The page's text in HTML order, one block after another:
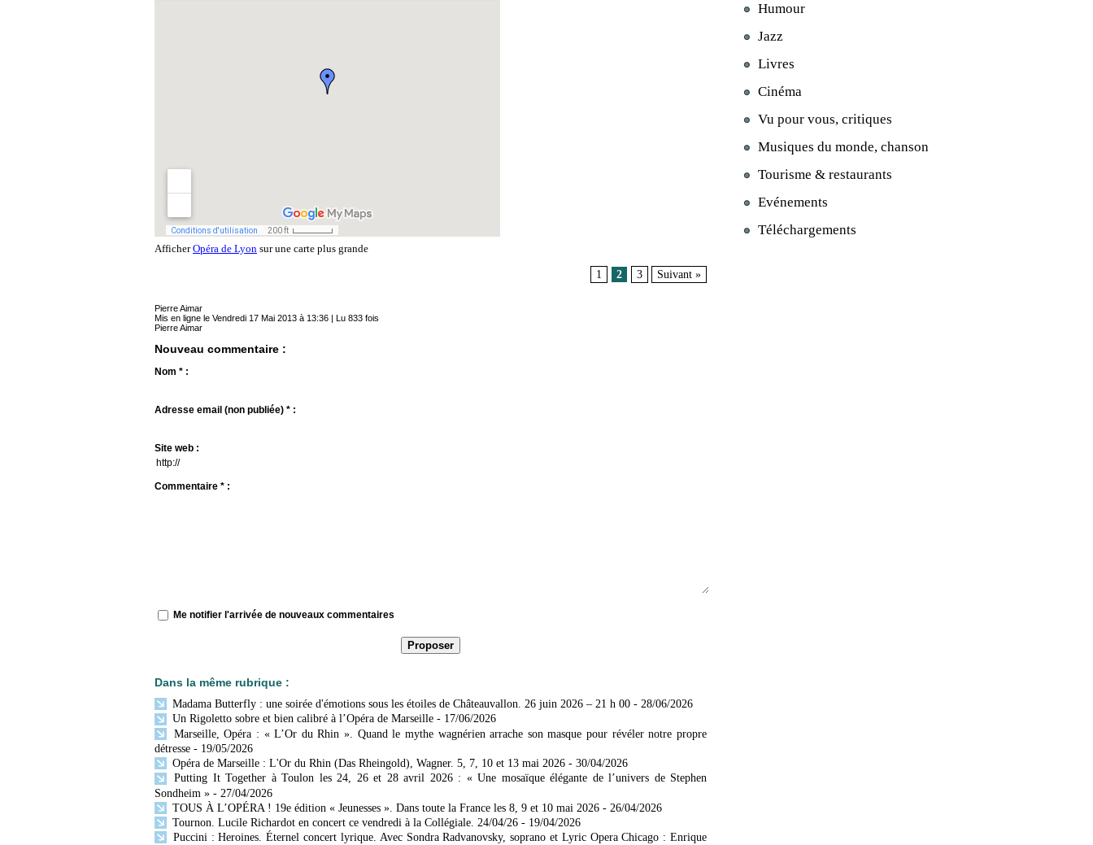
AfficherOpéra de Lyon sur une carte plus grande
1 2 3 Suivant »
Pierre Aimar
Mis en ligne le Vendredi 17 Mai 2013 à 13:36 | Lu 833 fois
Pierre Aimar
Nouveau commentaire :
Nom * :
Adresse email (non publiée) * :
Site web :
Commentaire * :
Me notifier l'arrivée de nouveaux commentaires
Dans la même rubrique :
Madama Butterfly : une soirée d'émotions sous les étoiles de Châteauvallon. 26 juin 2026 – 21 h 00 - 28/06/2026
Un Rigoletto sobre et bien calibré à l’Opéra de Marseille - 17/06/2026
Marseille, Opéra : « L’Or du Rhin ». Quand le mythe wagnérien arrache son masque pour révéler notre propre
détresse - 19/05/2026
Opéra de Marseille : L'Or du Rhin (Das Rheingold), Wagner. 5, 7, 10 et 13 mai 2026 - 30/04/2026
Putting It Together à Toulon les 24, 26 et 28 avril 2026 : « Une mosaïque élégante de l’univers de Stephen
Sondheim » - 27/04/2026
TOUS À L’OPÉRA ! 19e édition « Jeunesses ». Dans toute la France les 8, 9 et 10 mai 2026 - 26/04/2026
Tournon. Lucile Richardot en concert ce vendredi à la Collégiale. 24/04/26 - 19/04/2026
Puccini : Heroines. Éternel concert lyrique. Avec Sondra Radvanovsky, soprano et Lyric Opera Chicago : Enrique
Humour
Jazz
Livres
Cinéma
Vu pour vous, critiques
Musiques du monde, chanson
Tourisme & restaurants
Evénements
Téléchargements